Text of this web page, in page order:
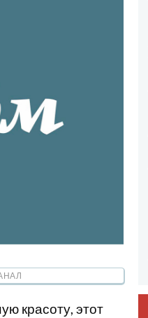
красоту, этот